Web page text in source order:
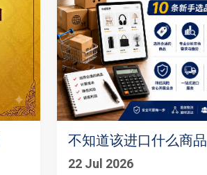
不知道该进口什么商品
22 Jul 2026